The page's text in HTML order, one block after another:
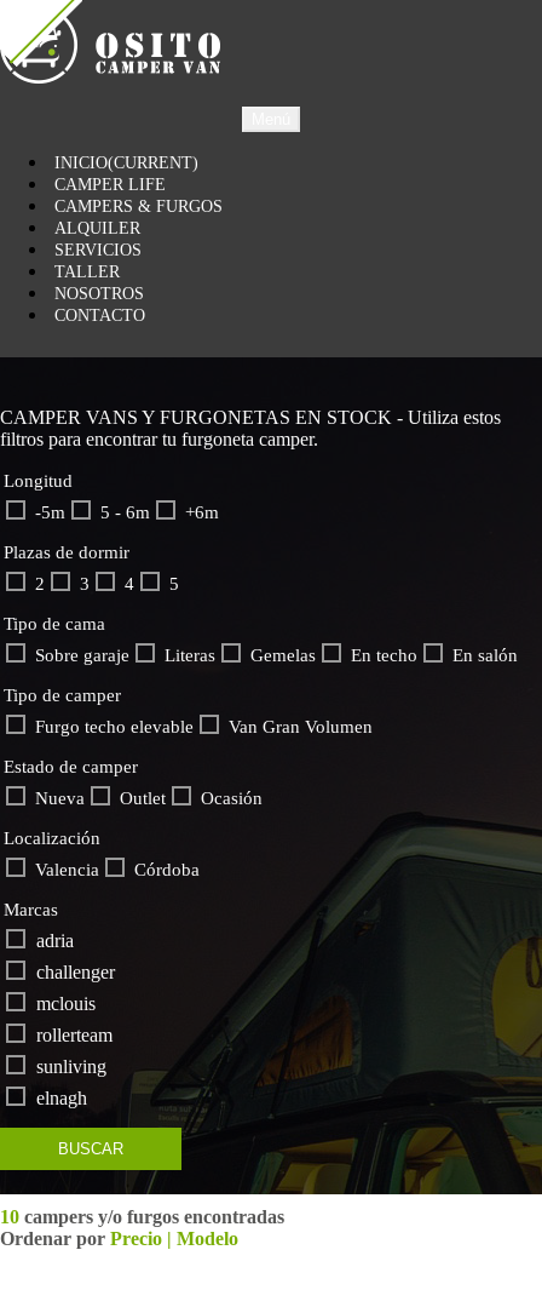
INICIO(CURRENT)
CAMPER LIFE
CAMPERS & FURGOS
ALQUILER
SERVICIOS
TALLER
NOSOTROS
CONTACTO
CAMPER VANS Y FURGONETAS EN STOCK - Utiliza estos
filtros para encontrar tu furgoneta camper.
Longitud
-5m
5 - 6m +6m
Plazas de dormir
2
3 4 5
Tipo de cama
Sobre garaje
Literas Gemelas En techo En salón
Tipo de camper
Furgo techo elevable
Van Gran Volumen
Estado de camper
Nueva
Outlet Ocasión
Localización
Valencia
Córdoba
Marcas
adria
challenger
mclouis
rollerteam
sunliving
elnagh
BUSCAR
10 campers y/o furgos encontradas
Ordenar por Precio | Modelo